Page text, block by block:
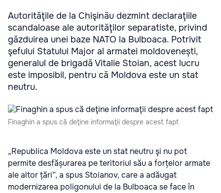
Autorităţile de la Chişinău dezmint declaraţiile
scandaloase ale autorităţilor separatiste, privind
găzduirea unei baze NATO la Bulboaca. Potrivit
şefului Statului Major al armatei moldovenești,
generalul de brigadă Vitalie Stoian, acest lucru
este imposibil, pentru că Moldova este un stat
neutru.
Finaghin a spus că deţine informaţii despre acest fapt
„Republica Moldova este un stat neutru şi nu pot
permite desfășurarea pe teritoriul său a forțelor armate
ale altor țări”, a spus Stoianov, care a adăugat
modernizarea poligonului de la Bulboaca se face în